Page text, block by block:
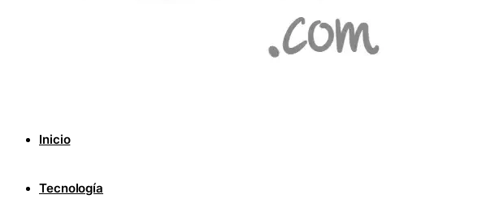
Inicio
Tecnología